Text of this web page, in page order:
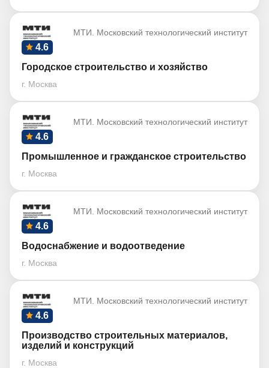
МТИ. Московский технологический институт
4.6
Городское строительство и хозяйство
г. Москва
МТИ. Московский технологический институт
4.6
Промышленное и гражданское строительство
г. Москва
МТИ. Московский технологический институт
4.6
Водоснабжение и водоотведение
г. Москва
МТИ. Московский технологический институт
4.6
Производство строительных материалов,
изделий и конструкций
г. Москва